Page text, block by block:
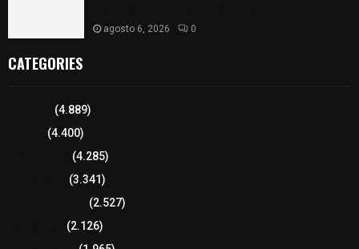
agosto 6, 2026 0
CATEGORIES
(4.889)
(4.400)
(4.285)
(3.341)
(2.527)
(2.126)